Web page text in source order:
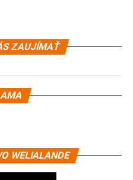
ZAUJÍMAŤ
WELIALANDE